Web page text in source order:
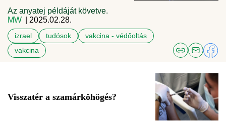
Az anyatej példáját követve.
MW
| 2025.02.28.
izrael tudósok
vakcina - védőoltás
vakcina
Visszatér a szamárköhögés?